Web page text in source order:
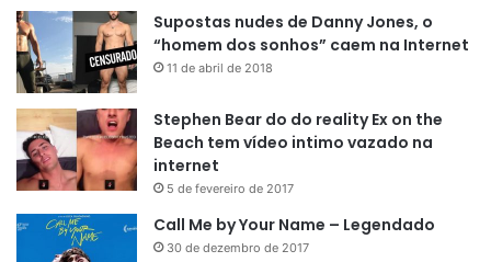
Supostas nudes de Danny Jones, o
“homem dos sonhos” caem na Internet
11 de abril de 2018
Stephen Bear do do reality Ex on the
Beach tem vídeo intimo vazado na
internet
5 de fevereiro de 2017
Call Me by Your Name – Legendado
30 de dezembro de 2017